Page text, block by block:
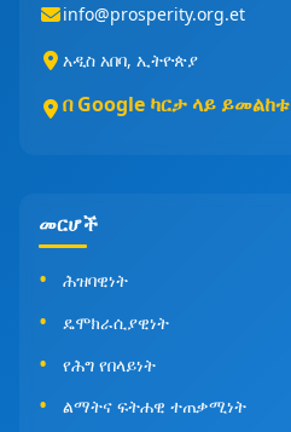
info@prosperity.org.et
አዲስ አበባ, ኢትዮጵያ
በ Google ካርታ ላይ ይመልከቱ
መርሆች
ሕዝባዊነት
ዴሞክራሲያዊነት
የሕግ የበላይነት
ልማትና ፍትሐዊ ተጠቃሚነት